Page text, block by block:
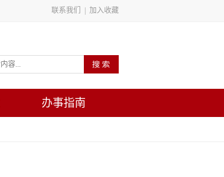
联系我们 加入收藏
办事指南